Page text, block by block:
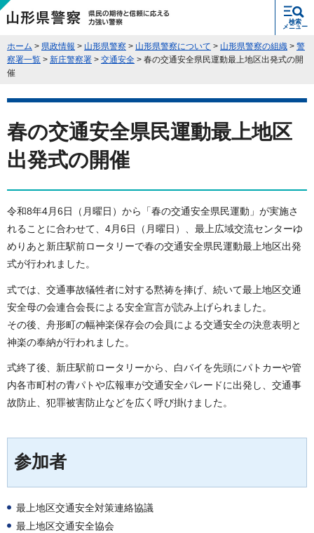
県民の期待と信頼に応える力強い警
察 山形県警察
検索
メニュー
ホーム > 県政情報 > 山形県警察 > 山形県警察について > 山形県警察の組織 > 警
察署一覧 > 新庄警察署 > 交通安全 > 春の交通安全県民運動最上地区出発式の開
催
春の交通安全県民運動最上地区
出発式の開催
令和8年4月6日（月曜日）から「春の交通安全県民運動」が実施さ
れることに合わせて、4月6日（月曜日）、最上広域交流センターゆ
めりあと新庄駅前ロータリーで春の交通安全県民運動最上地区出発
式が行われました。
式では、交通事故犠牲者に対する黙祷を捧げ、続いて最上地区交通
安全母の会連合会長による安全宣言が読み上げられました。
その後、舟形町の幅神楽保存会の会員による交通安全の決意表明と
神楽の奉納が行われました。
式終了後、新庄駅前ロータリーから、白バイを先頭にパトカーや管
内各市町村の青パトや広報車が交通安全パレードに出発し、交通事
故防止、犯罪被害防止などを広く呼び掛けました。
参加者
最上地区交通安全対策連絡協議
最上地区交通安全協会